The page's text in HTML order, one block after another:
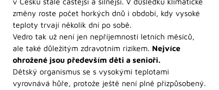
změny roste počet horkých dnů i období, kdy vysoké
teploty trvají několik dní po sobě.
Vedro tak už není jen nepříjemností letních měsíců,
ale také důležitým zdravotním rizikem. Nejvíce
ohrožené jsou především děti a senioři.
Dětský organismus se s vysokými teplotami
vyrovnává hůře, protože ještě není plně přizpůsobený.